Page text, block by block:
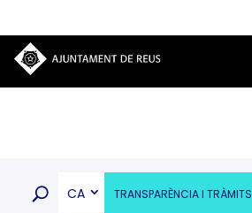
CA TRANSPARÈNCIA I TRÀMITS